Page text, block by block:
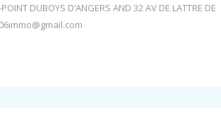
DUBOYS D’ANGERS AND 32 AV DE LATTRE DE